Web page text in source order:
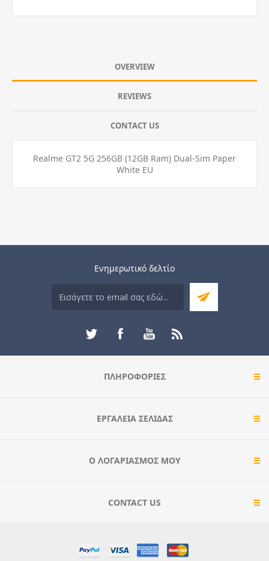
OVERVIEW
REVIEWS
CONTACT US
Realme GT2 5G 256GB (12GB Ram) Dual-Sim Paper
White EU
Ενημερωτικό δελτίο
ΠΛΗΡΟΦΟΡΊΕΣ
ΕΡΓΑΛΕΊΑ ΣΕΛΊΔΑΣ
Ο ΛΟΓΑΡΙΑΣΜΌΣ ΜΟΥ
CONTACT US